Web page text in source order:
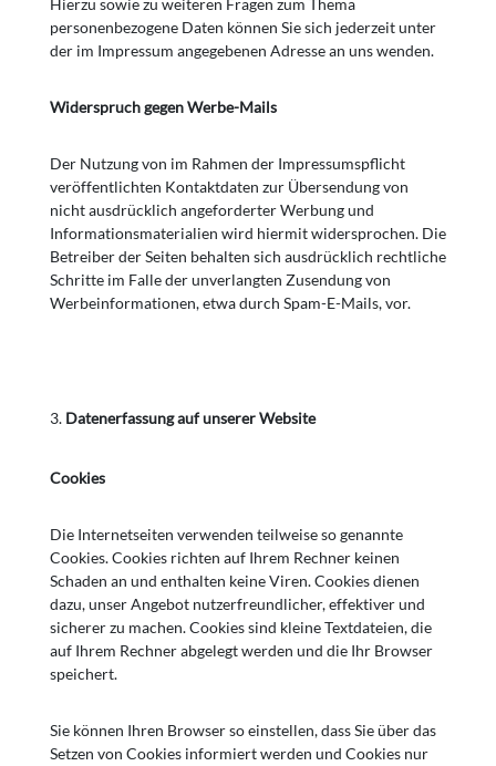
Hierzu sowie zu weiteren Fragen zum Thema
personenbezogene Daten können Sie sich jederzeit unter
der im Impressum angegebenen Adresse an uns wenden.
Widerspruch gegen Werbe-Mails
Der Nutzung von im Rahmen der Impressumspflicht
veröffentlichten Kontaktdaten zur Übersendung von
nicht ausdrücklich angeforderter Werbung und
Informationsmaterialien wird hiermit widersprochen. Die
Betreiber der Seiten behalten sich ausdrücklich rechtliche
Schritte im Falle der unverlangten Zusendung von
Werbeinformationen, etwa durch Spam-E-Mails, vor.
Datenerfassung auf unserer Website
Cookies
Die Internetseiten verwenden teilweise so genannte
Cookies. Cookies richten auf Ihrem Rechner keinen
Schaden an und enthalten keine Viren. Cookies dienen
dazu, unser Angebot nutzerfreundlicher, effektiver und
sicherer zu machen. Cookies sind kleine Textdateien, die
auf Ihrem Rechner abgelegt werden und die Ihr Browser
speichert.
Sie können Ihren Browser so einstellen, dass Sie über das
Setzen von Cookies informiert werden und Cookies nur